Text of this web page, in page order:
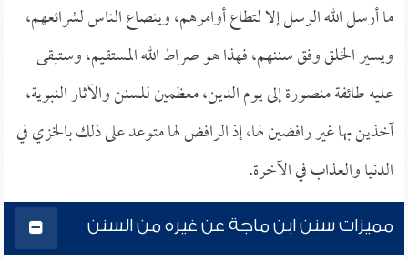
ما أرسل الله الرسل إلا لتطاع أوامرهم، وينصاع الناس لشرائعهم،
ويسير الخلق وفق سننهم، فهذا هو صراط الله المستقيم، وستبقى
عليه طائفة منصورة إلى يوم الدين، معظمين للسنن والآثار النبوية،
آخذين بها غير رافضين لها، إذ الرافض لها متوعد على ذلك بالخزي في
الدنيا والعذاب في الآخرة.
مميزات سنن ابن ماجة عن غيره من السنن